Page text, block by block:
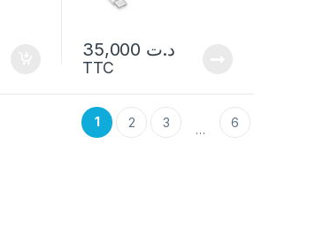
د.ت
TTC
1 2 3 … 6